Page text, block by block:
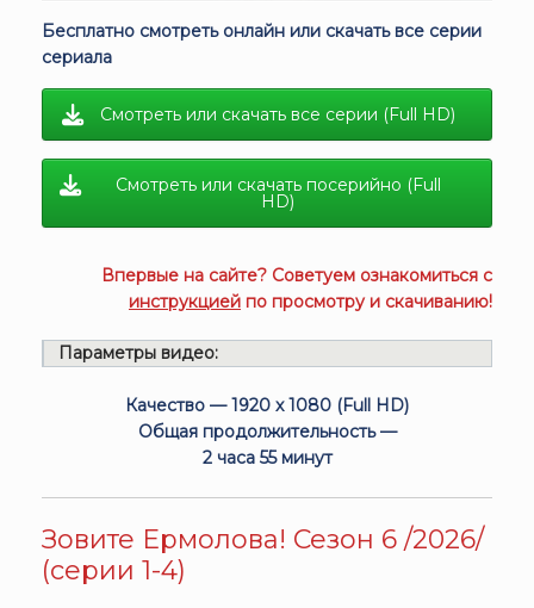
Бесплатно смотреть онлайн или скачать все серии
сериала
Смотреть или скачать все серии (Full HD)
Смотреть или скачать посерийно (Full
HD)
Впервые на сайте? Советуем ознакомиться с
инструкцией по просмотру и скачиванию!
Параметры видео:
Качество — 1920 x 1080 (Full HD)
Общая продолжительность —
2 часа 55 минут
Зовите Ермолова! Сезон 6 /2026/
(серии 1-4)